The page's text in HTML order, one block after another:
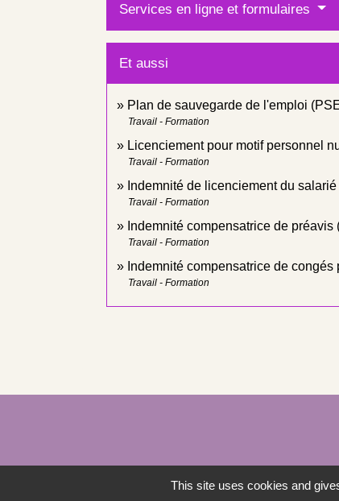
Services en ligne et formulaires
Et aussi
Plan de sauvegarde de l'emploi
Travail - Formation
Licenciement pour motif personnel
Travail - Formation
Indemnité de licenciement du salarié
Travail - Formation
Indemnité compensatrice de
Travail - Formation
Indemnité compensatrice de congés
Travail - Formation
This site uses cookies and